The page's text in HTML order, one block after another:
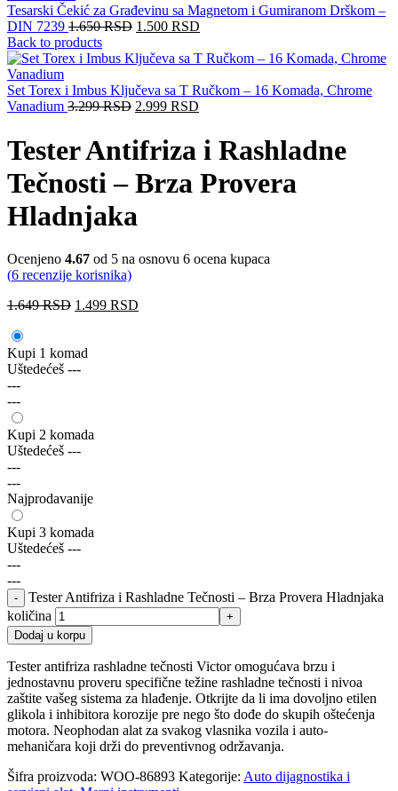
Tesarski Čekić za Građevinu sa Magnetom i Gumiranom Drškom –
DIN 7239 1.650RSD 1.500 RSD
Back to products
Set Torex i Imbus Ključeva sa T Ručkom – 16 Komada, Chrome
Vanadium 3.299RSD 2.999 RSD
Tester Antifriza i Rashladne
Tečnosti – Brza Provera
Hladnjaka
Ocenjeno 4.67 od 5 na osnovu 6 ocena kupaca
(6 recenzije korisnika)
1.649RSD 1.499 RSD
Kupi 1 komad
Uštedećeš ---
---
---
Kupi 2 komada
Uštedećeš ---
---
---
Najprodavanije
Kupi 3 komada
Uštedećeš ---
---
---
Tester Antifriza i Rashladne Tečnosti – Brza Provera Hladnjaka
količina
Dodaj u korpu
Tester antifriza rashladne tečnosti Victor omogućava brzu i
jednostavnu proveru specifične težine rashladne tečnosti i nivoa
zaštite vašeg sistema za hlađenje. Otkrijte da li ima dovoljno etilen
glikola i inhibitora korozije pre nego što dođe do skupih oštećenja
motora. Neophodan alat za svakog vlasnika vozila i auto-
mehaničara koji drži do preventivnog održavanja.
Šifra proizvoda: WOO-86893 Kategorije: Auto dijagnostika i